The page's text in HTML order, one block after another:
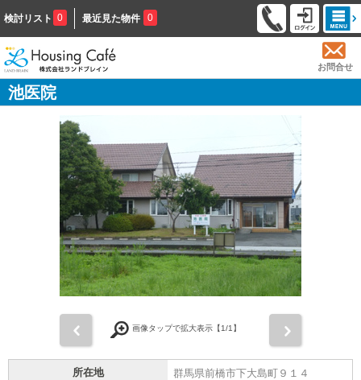
検討リスト 0 最近見た物件 0
お問合せ
池医院
画像タップで拡大表示【1/1】
所在地 群馬県前橋市下大島町９１４